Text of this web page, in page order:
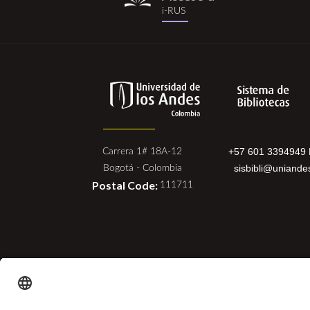
rus.png
i-RUS
Carrera 1# 18A-12
Bogotá - Colombia
Postal Code: 111711
+57 601 3394949